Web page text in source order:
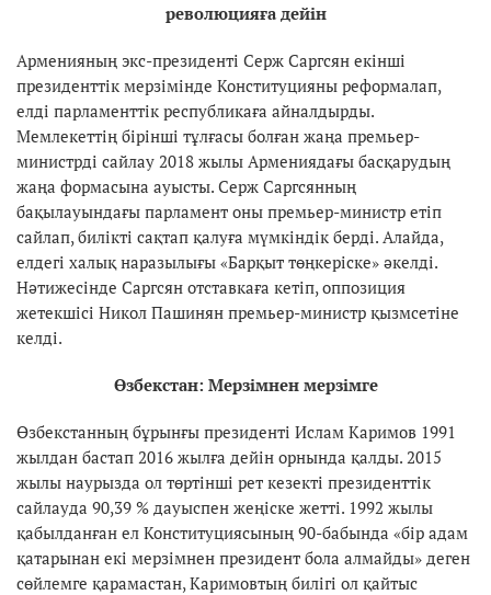
революцияға дейін
Арменияның экс-президенті Серж Саргсян екінші
президенттік мерзімінде Конституцияны реформалап,
елді парламенттік республикаға айналдырды.
Мемлекеттің бірінші тұлғасы болған жаңа премьер-
министрді сайлау 2018 жылы Армениядағы басқарудың
жаңа формасына ауысты. Серж Саргсянның
бақылауындағы парламент оны премьер-министр етіп
сайлап, билікті сақтап қалуға мүмкіндік берді. Алайда,
елдегі халық наразылығы «Барқыт төңкеріске» әкелді.
Нәтижесінде Саргсян отставкаға кетіп, оппозиция
жетекшісі Никол Пашинян премьер-министр қызмсетіне
келді.
Өзбекстан: Мерзімнен мерзімге
Өзбекстанның бұрынғы президенті Ислам Каримов 1991
жылдан бастап 2016 жылға дейін орнында қалды. 2015
жылы наурызда ол төртінші рет кезекті президенттік
сайлауда 90,39 % дауыспен жеңіске жетті. 1992 жылы
қабылданған ел Конституциясының 90-бабында «бір адам
қатарынан екі мерзімнен президент бола алмайды» деген
сөйлемге қарамастан, Каримовтың билігі ол қайтыс